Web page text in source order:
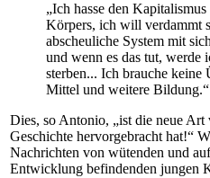
„Ich hasse den
Körpers, ich will verdammt
abscheuliche System mit
und wenn es das tut, werde
sterben... Ich brauche keine
Mittel und weitere Bildung.“
Dies, so Antonio, „ist die neue
Geschichte hervorgebracht hat!“
Nachrichten von wütenden und
Entwicklung befindenden jungen